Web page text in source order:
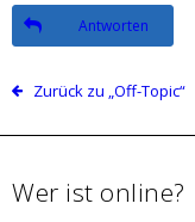
Antworten
Zurück zu „Off-Topic“
Wer ist online?